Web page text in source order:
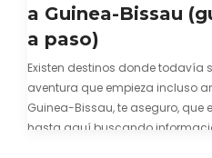
a Guinea-Bissau
a paso)
Existen destinos donde todavía
aventura que empieza incluso
Guinea-Bissau, te aseguro, que
hasta aquí buscando